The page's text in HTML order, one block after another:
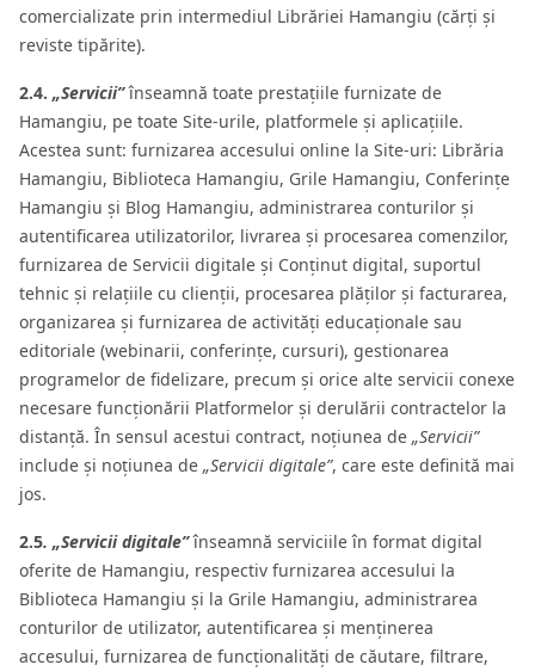
comercializate prin intermediul Librăriei Hamangiu (cărți și
reviste tipărite).
2.4. „Servicii”înseamnă toate prestațiile furnizate de
Hamangiu, pe toate Site-urile, platformele și aplicațiile.
Acestea sunt: furnizarea accesului online la Site-uri: Librăria
Hamangiu, Biblioteca Hamangiu, Grile Hamangiu, Conferințe
Hamangiu și Blog Hamangiu, administrarea conturilor și
autentificarea utilizatorilor, livrarea și procesarea comenzilor,
furnizarea de Servicii digitale și Conținut digital, suportul
tehnic și relațiile cu clienții, procesarea plăților și facturarea,
organizarea și furnizarea de activități educaționale sau
editoriale (webinarii, conferințe, cursuri), gestionarea
programelor de fidelizare, precum și orice alte servicii conexe
necesare funcționării Platformelor și derulării contractelor la
distanță. În sensul acestui contract, noțiunea de „Servicii”
include și noțiunea de „Servicii digitale”, care este definită mai
jos.
2.5. „Servicii digitale”înseamnă serviciile în format digital
oferite de Hamangiu, respectiv furnizarea accesului la
Biblioteca Hamangiu și la Grile Hamangiu, administrarea
conturilor de utilizator, autentificarea și menținerea
accesului, furnizarea de funcționalități de căutare, filtrare,